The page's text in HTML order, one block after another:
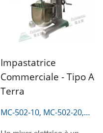
Impastatrice
Commerciale - Tipo A
Terra
MC-502-10, MC-502-20,